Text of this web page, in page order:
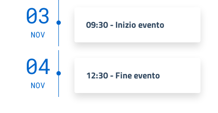
03
NOV
09:30 - Inizio evento
04
NOV
12:30 - Fine evento